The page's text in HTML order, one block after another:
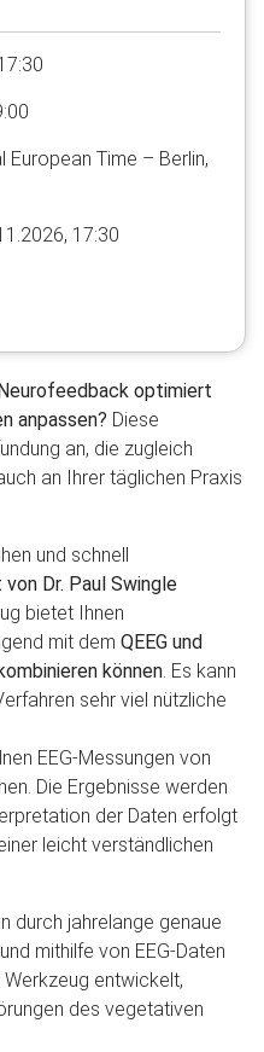
European Time – Berlin,
17:30
optimiert
anpassen? Diese
an, die zugleich
an Ihrer täglichen Praxis
und schnell
Dr. Paul Swingle
bietet Ihnen
mit dem QEEG und
können. Es kann
sehr viel nützliche
EEG-Messungen von
Die Ergebnisse werden
der Daten erfolgt
leicht verständlichen
durch jahrelange genaue
mithilfe von EEG-Daten
entwickelt,
des vegetativen